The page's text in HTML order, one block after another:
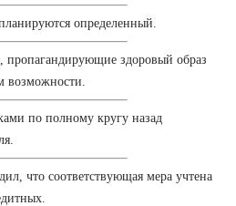
определенный.
пропагандирующие здоровый образ
возможности.
по полному кругу назад
что соответствующая мера учтена